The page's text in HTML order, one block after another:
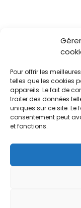
Pour offrir les
telles que les cookies
appareils. Le fait de
traiter des données
uniques sur ce site. Le
consentement peut
et fonctions.